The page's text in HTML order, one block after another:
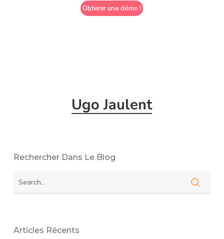
Obtenir une démo !
Ugo Jaulent
Rechercher Dans Le Blog
Articles Récents